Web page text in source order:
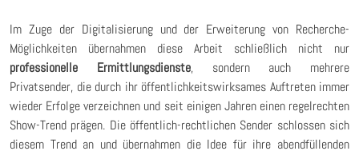
Im Zuge der Digitalisierung und der Erweiterung von Recherche-
Möglichkeiten übernahmen diese Arbeit schließlich nicht nur
professionelle Ermittlungsdienste, sondern auch mehrere
Privatsender, die durch ihr öffentlichkeitswirksames Auftreten immer
wieder Erfolge verzeichnen und seit einigen Jahren einen regelrechten
Show-Trend prägen. Die öffentlich-rechtlichen Sender schlossen sich
diesem Trend an und übernahmen die Idee für ihre abendfüllenden